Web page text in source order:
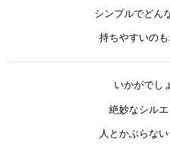
シンプルでどん
持ちやすいのも
いかがでし
絶妙なシル
人とかぶらな